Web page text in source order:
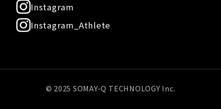
Instagram
Instagram_Athlete
© 2025 SOMAY-Q TECHNOLOGY Inc.